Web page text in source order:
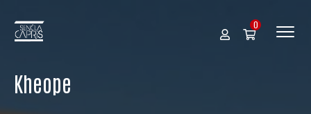
0
Kheope